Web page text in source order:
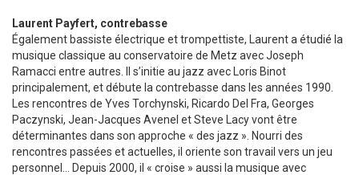
Laurent Payfert, contrebasse
Également bassiste électrique et trompettiste, Laurent a étudié la
musique classique au conservatoire de Metz avec Joseph
Ramacci entre autres. Il s’initie au jazz avec Loris Binot
principalement, et débute la contrebasse dans les années 1990.
Les rencontres de Yves Torchynski, Ricardo Del Fra, Georges
Paczynski, Jean-Jacques Avenel et Steve Lacy vont être
déterminantes dans son approche « des jazz ». Nourri des
rencontres passées et actuelles, il oriente son travail vers un jeu
personnel… Depuis 2000, il « croise » aussi la musique avec